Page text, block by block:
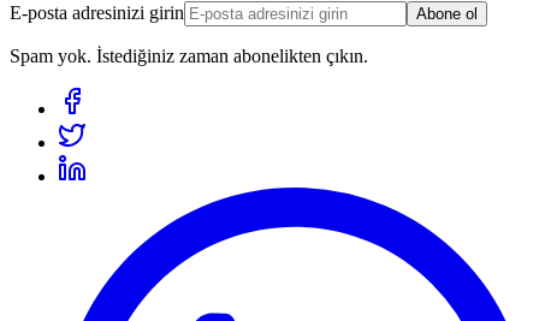
E-posta adresinizi girin Abone ol
Spam yok. İstediğiniz zaman abonelikten çıkın.